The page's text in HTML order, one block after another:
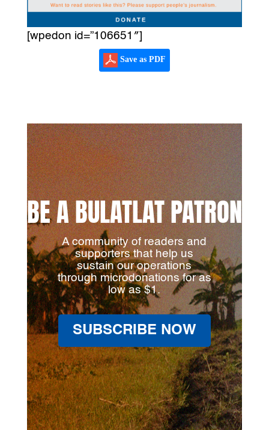
[wpedon id=”106651″]
Save as PDF
BE A BULATLAT PATRON
A community of readers and
supporters that help us
sustain our operations
through microdonations for as
low as $1.
SUBSCRIBE NOW